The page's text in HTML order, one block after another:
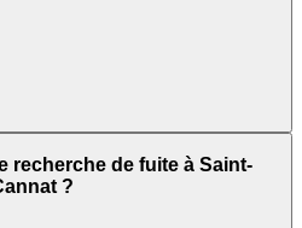
recherche de fuite à Saint-
?